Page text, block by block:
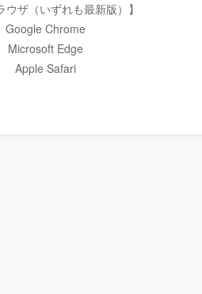
ウザ（いずれも最新版）】
Google Chrome
Microsoft Edge
Apple Safari